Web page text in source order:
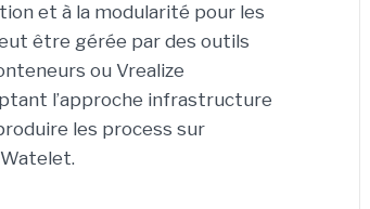
et à la modularité pour les
être gérée par des outils
ou Vrealize
l’approche infrastructure
les process sur